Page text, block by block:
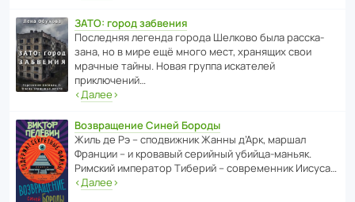
ЗАТО: город забвения
После­дняя легенда города Шелково была расска­
зана, но в мире ещё много мест, хранящих свои
мрачные тайны. Новая группа иска­телей
приключений…
‹Далее›
Возвращение Синей Бороды
Жиль де Рэ – спод­ви­жник Жанны д’Арк, маршал
Франции – и кровавый серийный убийца-маньяк.
Римский импе­ратор Тиберий – совре­менник Иисуса…
‹Далее›